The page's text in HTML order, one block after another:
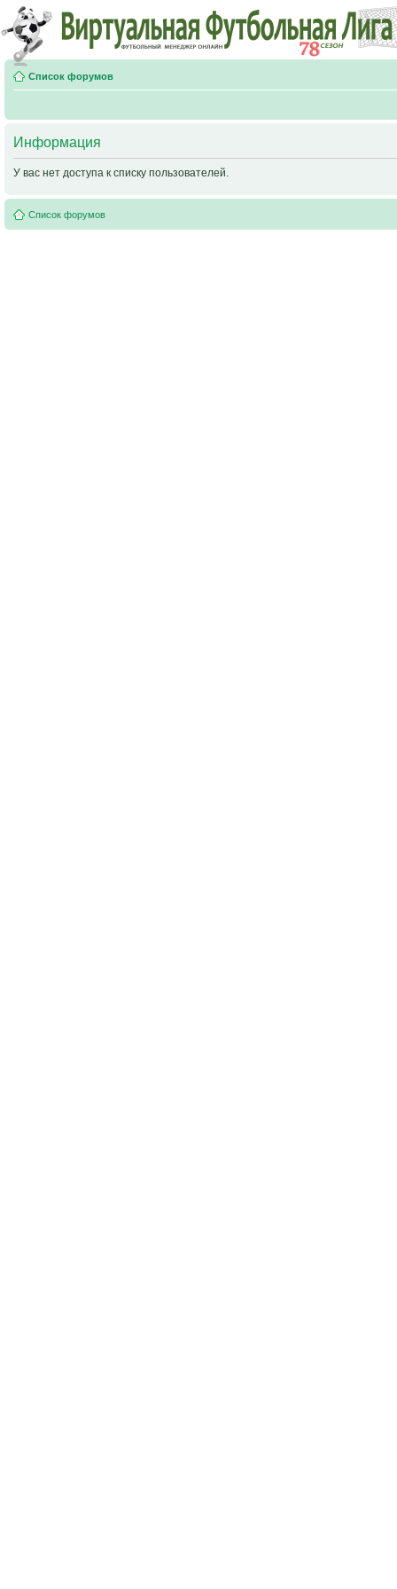
Список форумов
Информация
У вас нет доступа к списку пользователей.
Список форумов